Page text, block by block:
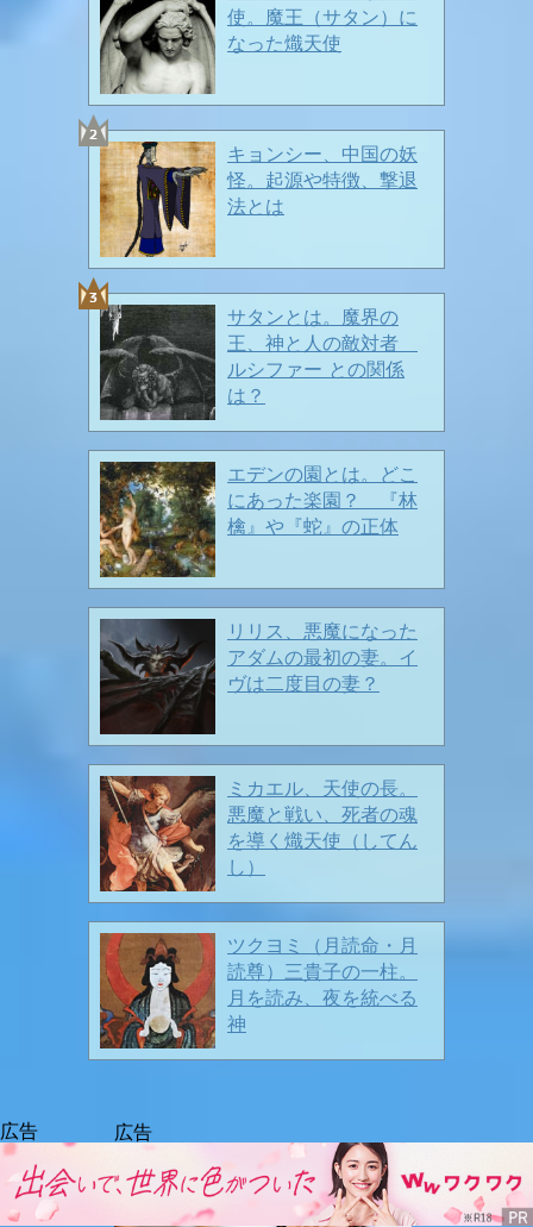
夏の兆しもチラホラ🍉🍉❤️
春ですよ〜〜🎶
2026/03/28
街にもいっぱいの春の息吹 ❤️
🌺 🌺 早春🎶 🌺🌺
2026/02/13
使。魔王（サタン）に
なった熾天使
キョンシー、中国の妖
怪。起源や特徴、撃退
法とは
サタンとは。魔界の
王、神と人の敵対者
ルシファー との関係
は？
エデンの園とは。どこ
にあった楽園？ 『林
檎』や『蛇』の正体
リリス、悪魔になった
アダムの最初の妻。イ
ヴは二度目の妻？
ミカエル、天使の長。
悪魔と戦い、死者の魂
を導く熾天使（してん
し）
ツクヨミ（月読命・月
読尊）三貴子の一柱。
月を読み、夜を統べる
神